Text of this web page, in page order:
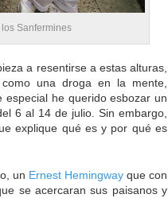
Sanfermines
a resentirse a estas alturas,
una droga en la mente,
especial he querido esbozar un
6 al 14 de julio. Sin embargo,
explique qué es y por qué es
un Ernest Hemingway que con
se acercaran sus paisanos y